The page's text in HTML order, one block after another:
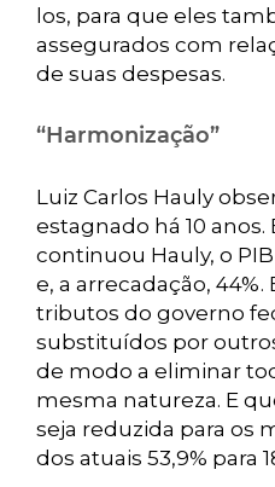
los, para que eles
assegurados com
de suas despesas.
“Harmonização”
Luiz Carlos Hauly
estagnado há 10 anos.
continuou Hauly, o
e, a arrecadação,
tributos do governo
substituídos por
de modo a eliminar
mesma natureza. E
seja reduzida para os
dos atuais 53,9% para